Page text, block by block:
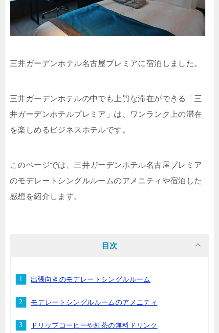
三井ガーデンホテル名古屋プレミアに宿泊しました。
三井ガーデンホテルの中でも上質な滞在ができる「三
井ガーデンホテルプレミア」は、ワンランク上の滞在
を楽しめるビジネスホテルです。
このページでは、三井ガーデンホテル名古屋プレミア
のモデレートシングルルームのアメニティや宿泊した
感想を紹介します。
目次
出張向きのモデレートシングルルーム
モデレートシングルルームのアメニティ
ドリップコーヒーや紅茶の無料ドリンク